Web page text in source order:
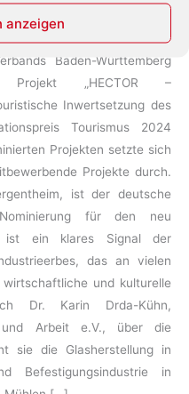
anzeigen
,Innovationspreis,
Baden-Württemberg
„HECTOR –
Inwertsetzung des
Tourismus 2024
Projekten setzte sich
Projekte durch.
ist der deutsche
für den neu
ist ein klares Signal der
das an vielen
und kulturelle
Dr. Karin Drda-Kühn,
und Arbeit e.V., über die
sie die Glasherstellung in
Befestigungsindustrie in